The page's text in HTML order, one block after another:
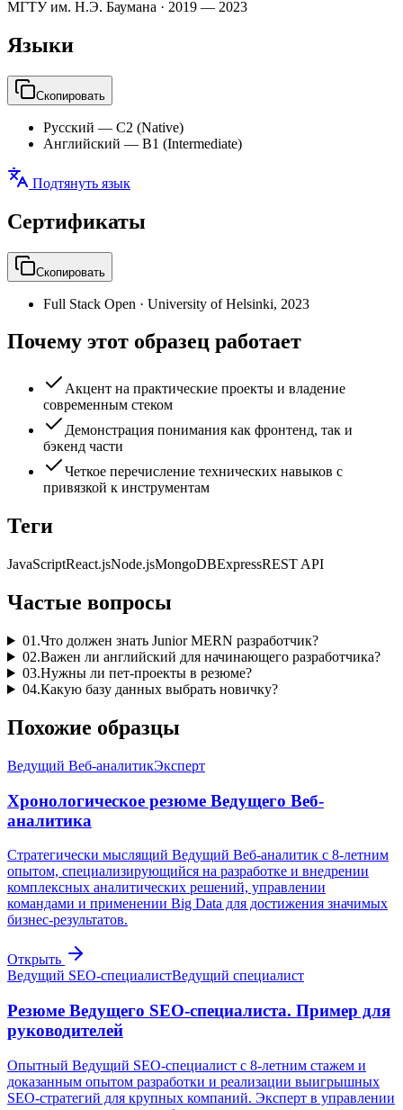
МГТУ им. Н.Э. Баумана · 2019 — 2023
Языки
Скопировать
Русский — C2 (Native)
Английский — B1 (Intermediate)
Подтянуть язык
Сертификаты
Скопировать
Full Stack Open · University of Helsinki, 2023
Почему этот образец работает
Акцент на практические проекты и владение
современным стеком
Демонстрация понимания как фронтенд, так и
бэкенд части
Четкое перечисление технических навыков с
привязкой к инструментам
Теги
JavaScriptReact.jsNode.jsMongoDBExpressREST API
Частые вопросы
01 .Что должен знать Junior MERN разработчик?
02.Важен ли английский для начинающего разработчика?
03.Нужны ли пет-проекты в резюме?
04.Какую базу данных выбрать новичку?
Похожие образцы
Ведущий Веб-аналитикЭксперт
Хронологическое резюме Ведущего Веб-
аналитика
Стратегически мыслящий Ведущий Веб-аналитик с 8-летним
опытом, специализирующийся на разработке и внедрении
комплексных аналитических решений, управлении
командами и применении Big Data для достижения значимых
бизнес-результатов.
Открыть
Ведущий SEO-специалистВедущий специалист
Резюме Ведущего SEO-специалиста. Пример для
руководителей
Опытный Ведущий SEO-специалист с 8-летним стажем и
доказанным опытом разработки и реализации выигрышных
SEO-стратегий для крупных компаний. Эксперт в управлении